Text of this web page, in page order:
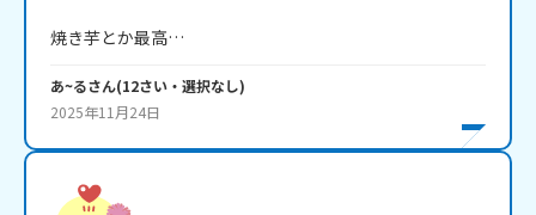
焼き芋とか最高…
あ~るさん(12さい・ 選択なし)
2025年11月24日